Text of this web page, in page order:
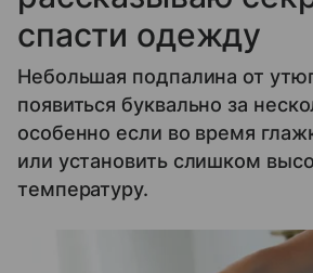
спасти одежду
Небольшая подпалина от
появиться буквально за
особенно если во время
или установить слишком
температуру.